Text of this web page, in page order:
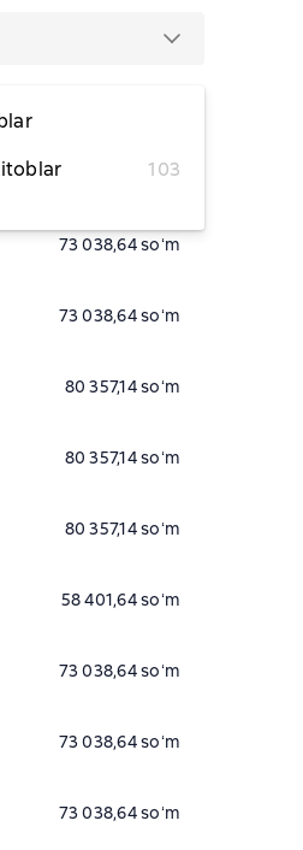
103
73 038,64 soʻm
73 038,64 soʻm
73 038,64 soʻm
80 357,14 soʻm
80 357,14 soʻm
80 357,14 soʻm
58 401,64 soʻm
73 038,64 soʻm
73 038,64 soʻm
73 038,64 soʻm